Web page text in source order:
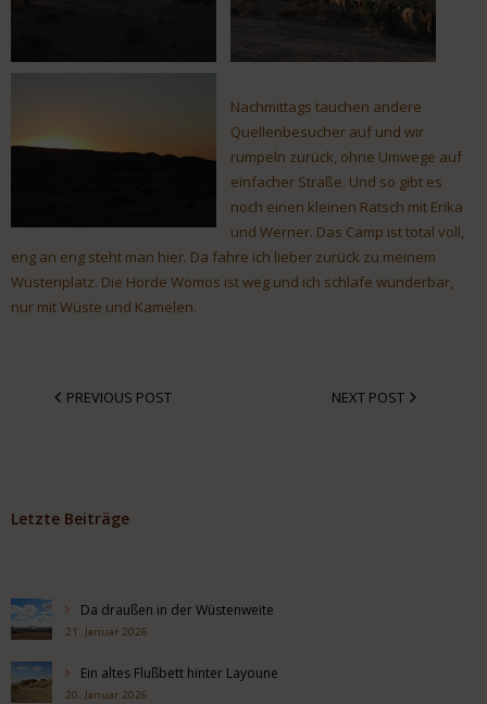
Nachmittags tauchen andere
Quellenbesucher auf und wir
rumpeln zurück, ohne Umwege auf
einfacher Straße. Und so gibt es
noch einen kleinen Ratsch mit Erika
und Werner. Das Camp ist total voll,
eng an eng steht man hier. Da fahre ich lieber zurück zu meinem
Wüstenplatz. Die Horde Womos ist weg und ich schlafe wunderbar,
nur mit Wüste und Kamelen.
PREVIOUS POST NEXT POST
Letzte Beiträge
Da draußen in der Wüstenweite
21. Januar 2026
Ein altes Flußbett hinter Layoune
20. Januar 2026